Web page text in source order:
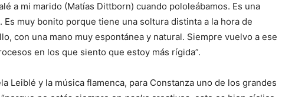
a mi marido (Matías Dittborn) cuando pololeábamos. Es una
Es muy bonito porque tiene una soltura distinta a la hora de
con una mano muy espontánea y natural. Siempre vuelvo a ese
en los que siento que estoy más rígida”.
Leiblé y la música flamenca, para Constanza uno de los grandes